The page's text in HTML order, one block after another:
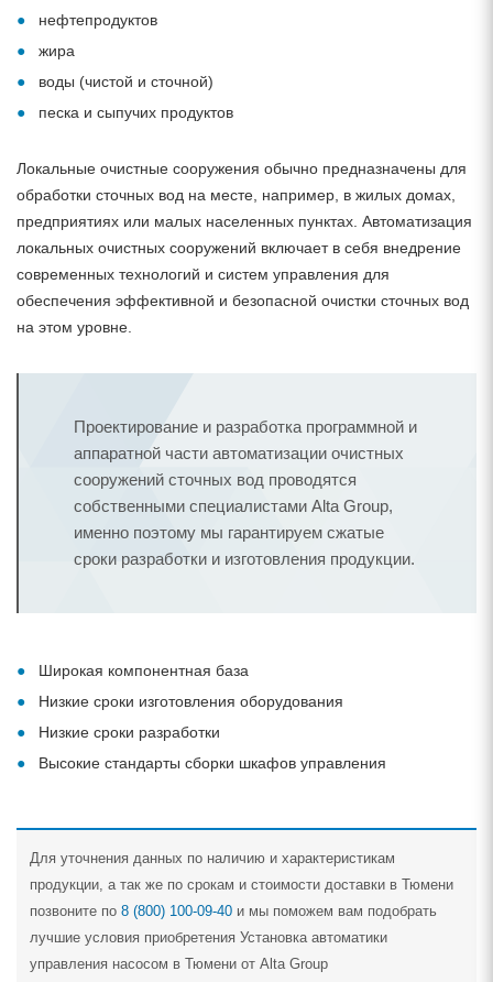
нефтепродуктов
жира
воды (чистой и сточной)
песка и сыпучих продуктов
Локальные очистные сооружения обычно предназначены для
обработки сточных вод на месте, например, в жилых домах,
предприятиях или малых населенных пунктах. Автоматизация
локальных очистных сооружений включает в себя внедрение
современных технологий и систем управления для
обеспечения эффективной и безопасной очистки сточных вод
на этом уровне.
Проектирование и разработка программной и
аппаратной части автоматизации очистных
сооружений сточных вод проводятся
собственными специалистами Alta Group,
именно поэтому мы гарантируем сжатые
сроки разработки и изготовления продукции.
Широкая компонентная база
Низкие сроки изготовления оборудования
Низкие сроки разработки
Высокие стандарты сборки шкафов управления
Для уточнения данных по наличию и характеристикам
продукции, а так же по срокам и стоимости доставки в Тюмени
позвоните по 8 (800) 100-09-40 и мы поможем вам подобрать
лучшие условия приобретения Установка автоматики
управления насосом в Тюмени от Alta Group